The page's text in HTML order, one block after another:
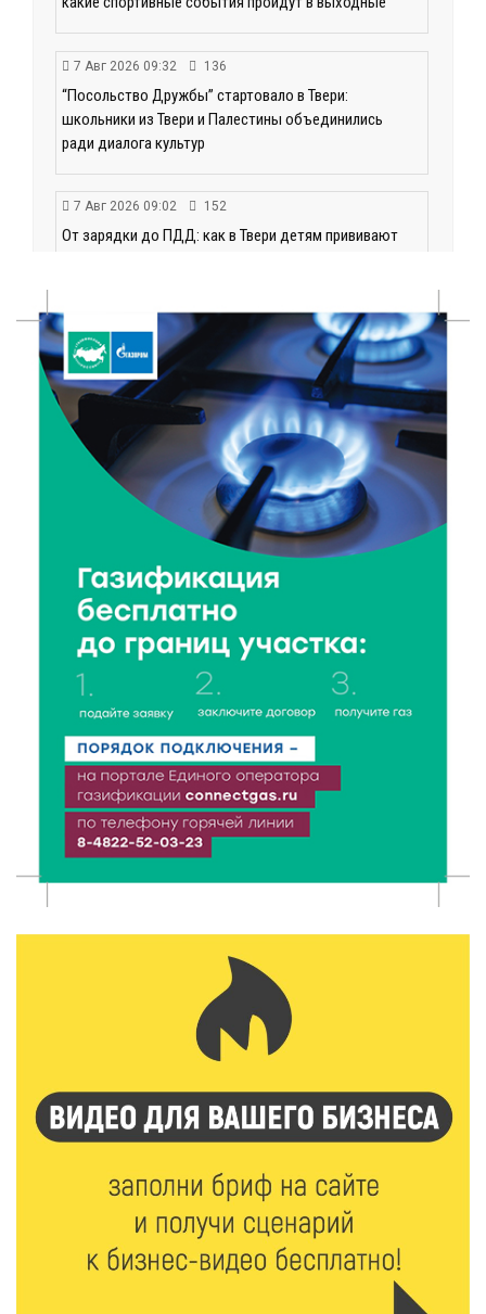
7 Авг 2026 09:32 136
“Посольство Дружбы” стартовало в Твери:
школьники из Твери и Палестины объединились
ради диалога культур
7 Авг 2026 09:02 152
От зарядки до ПДД: как в Твери детям прививают
6 Авг 2026 23:07
От ливней к ясным дням: как изменится погода в
Твери в начале августа
6 Авг 2026 22:02 375
В Твери прошла акция «Светлячок»: как сделать
ребенка видимым для водителей в любую погоду
6 Авг 2026 21:15 314
Водителям региона напоминают о правилах
перевозки детей в машине
6 Авг 2026 21:01 353
Триумф на воде: Тверская область взяла 13 медалей
и командный зачёт первенства России по гребле
6 Авг 2026 20:01 517
Тверские школьники покорили Дальний Восток:
Забота о пациентах и врачах: в ГКБ №7 стало ещё
373
тверских заводов
«Дух больших побед»: глава спорткомитета оценил
состояние СШОР по гребле в Твери
337